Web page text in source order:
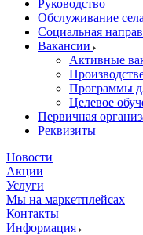
Руководство
Обслуживание села
Социальная
Вакансии
Активные
Программы
Целевое
Первичная
Реквизиты
Новости
Акции
Услуги
Мы на маркетплейсах
Контакты
Информация